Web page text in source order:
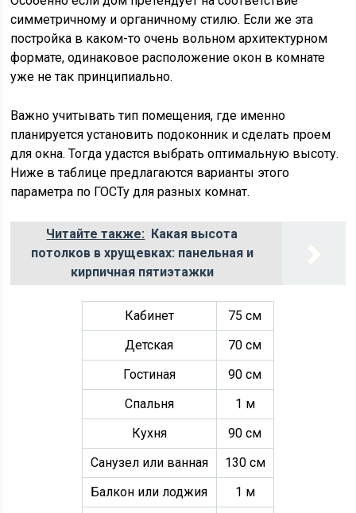
симметричному и органичному стилю. Если же эта
постройка в каком-то очень вольном архитектурном
формате, одинаковое расположение окон в комнате
уже не так принципиально.
Важно учитывать тип помещения, где именно
планируется установить подоконник и сделать проем
для окна. Тогда удастся выбрать оптимальную высоту.
Ниже в таблице предлагаются варианты этого
параметра по ГОСТу для разных комнат.
Читайте также: Какая высота
потолков в хрущевках: панельная и
кирпичная пятиэтажки
Кабинет
75 см
Детская
70 см
Гостиная
90 см
Спальня
1 м
Кухня
90 см
Санузел или ванная
130 см
Балкон или лоджия
1 м